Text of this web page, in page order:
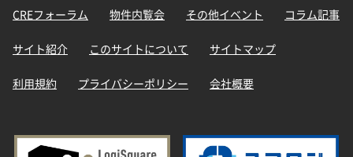
CREフォーラム 物件内覧会 その他イベント コラム記事
サイト紹介 このサイトについて サイトマップ
利用規約 プライバシーポリシー 会社概要